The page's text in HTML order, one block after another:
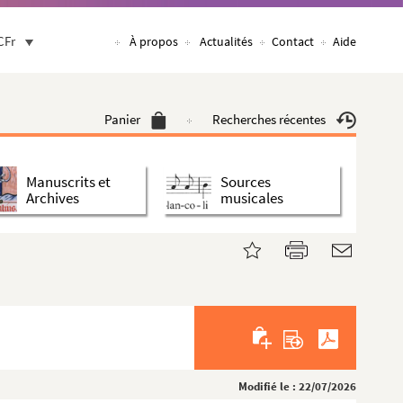
À propos Actualités Contact Aide
Panier Recherches récentes
Manuscrits et
Archives
Sources
musicales
Modifié le : 22/07/2026